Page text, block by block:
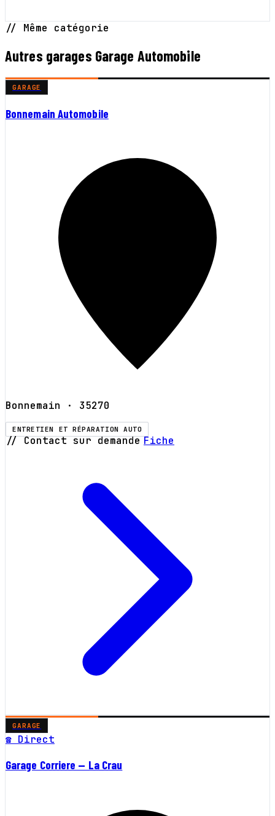
// Même catégorie
Autres garages Garage Automobile
GARAGE
Bonnemain Automobile
Bonnemain · 35270
ENTRETIEN ET RÉPARATION AUTO
// Contact sur demande Fiche
GARAGE
☎ Direct
Garage Corriere — La Crau